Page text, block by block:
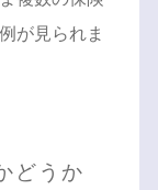
が見られま
どうか